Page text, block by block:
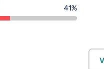
41%